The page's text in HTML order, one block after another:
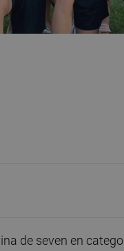
de seven en